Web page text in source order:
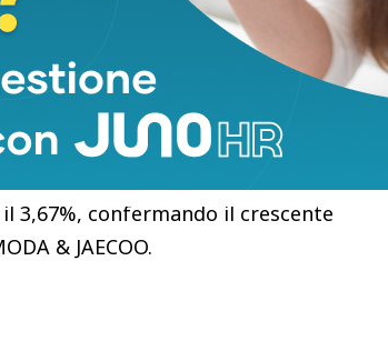
ottenuto in un contesto che
una flessione delle
canale privati, dove il marchio ha
con una crescita del 18,2% rispetto
3,67%, confermando il crescente
& JAECOO.